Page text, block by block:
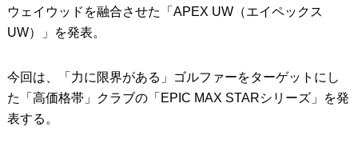
ウェイウッドを融合させた「APEX UW（エイペックス
UW）」を発表。
今回は、「力に限界がある」ゴルファーをターゲットにし
た「高価格帯」クラブの「EPIC MAX STARシリーズ」を発
表する。